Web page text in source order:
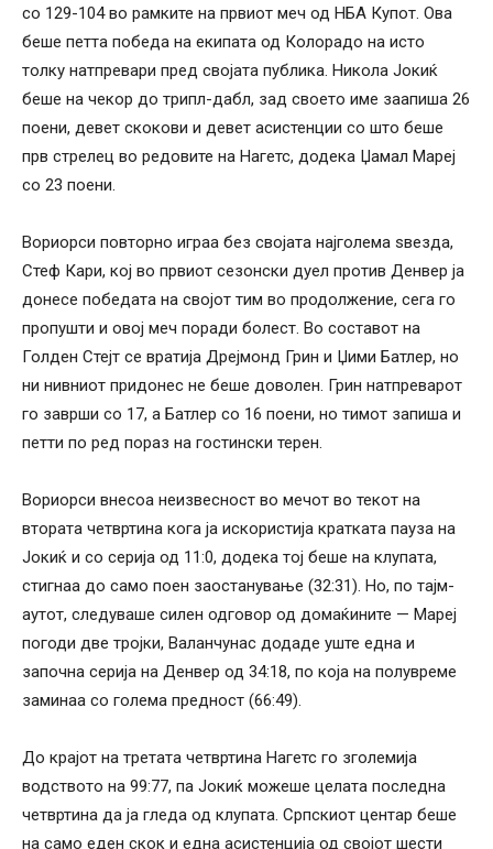
со 129-104 во рамките на првиот меч од НБА Купот. Ова
беше петта победа на екипата од Колорадо на исто
толку натпревари пред својата публика. Никола Јокиќ
беше на чекор до трипл-дабл, зад своето име заапиша 26
поени, девет скокови и девет асистенции со што беше
прв стрелец во редовите на Нагетс, додека Џамал Мареј
со 23 поени.
Вориорси повторно играа без својата најголема ѕвезда,
Стеф Кари, кој во првиот сезонски дуел против Денвер ја
донесе победата на својот тим во продолжение, сега го
пропушти и овој меч поради болест. Во составот на
Голден Стејт се вратија Дрејмонд Грин и Џими Батлер, но
ни нивниот придонес не беше доволен. Грин натпреварот
го заврши со 17, а Батлер со 16 поени, но тимот запиша и
петти по ред пораз на гостински терен.
Вориорси внесоа неизвесност во мечот во текот на
втората четвртина кога ја искористија кратката пауза на
Јокиќ и со серија од 11:0, додека тој беше на клупата,
стигнаа до само поен заостанување (32:31). Но, по тајм-
аутот, следуваше силен одговор од домаќините — Мареј
погоди две тројки, Валанчунас додаде уште една и
започна серија на Денвер од 34:18, по која на полувреме
заминаа со голема предност (66:49).
До крајот на третата четвртина Нагетс го зголемија
водството на 99:77, па Јокиќ можеше целата последна
четвртина да ја гледа од клупата. Српскиот центар беше
на само еден скок и една асистенција од својот шести